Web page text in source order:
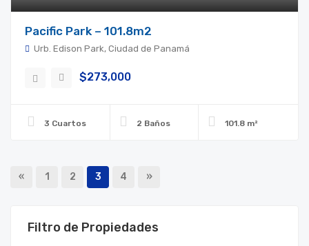
Pacific Park – 101.8m2
Urb. Edison Park, Ciudad de Panamá
$273,000
3 Cuartos 2 Baños 101.8 m²
« 1 2 3 4 »
Filtro de Propiedades